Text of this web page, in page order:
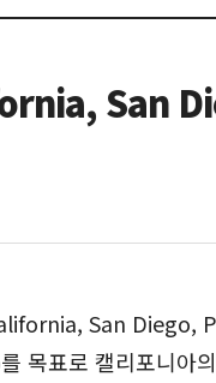
San
San Diego,
목표로 캘리포니아